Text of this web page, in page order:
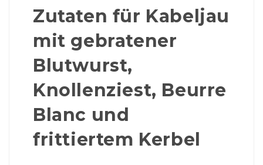
Zutaten für Kabeljau
mit gebratener
Blutwurst,
Knollenziest, Beurre
Blanc und
frittiertem Kerbel